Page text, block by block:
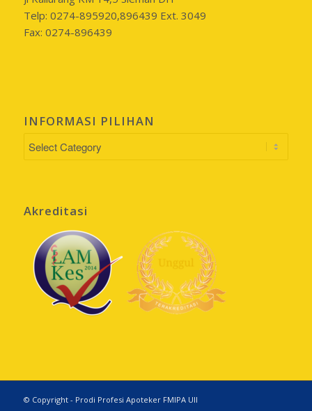
Telp: 0274-895920,896439 Ext. 3049
Fax: 0274-896439
INFORMASI PILIHAN
INFORMASI
Akreditasi
© Copyright - Prodi Profesi Apoteker FMIPA UII